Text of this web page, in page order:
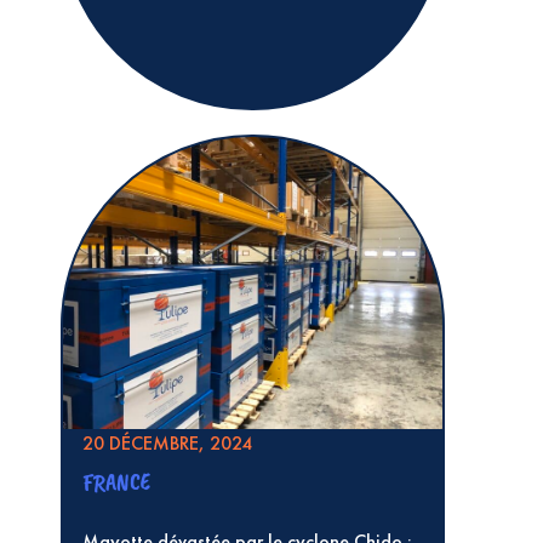
20 DÉCEMBRE, 2024
FRANCE